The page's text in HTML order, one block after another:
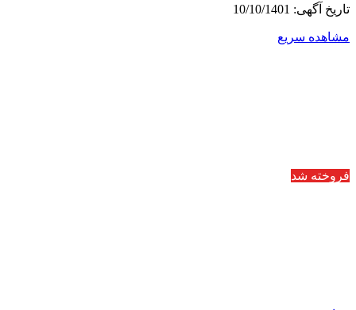
تاریخ آگهی: 10/10/1401
مشاهده سریع
فروخته شد